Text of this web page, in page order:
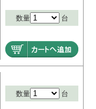
数量 台
数量 台